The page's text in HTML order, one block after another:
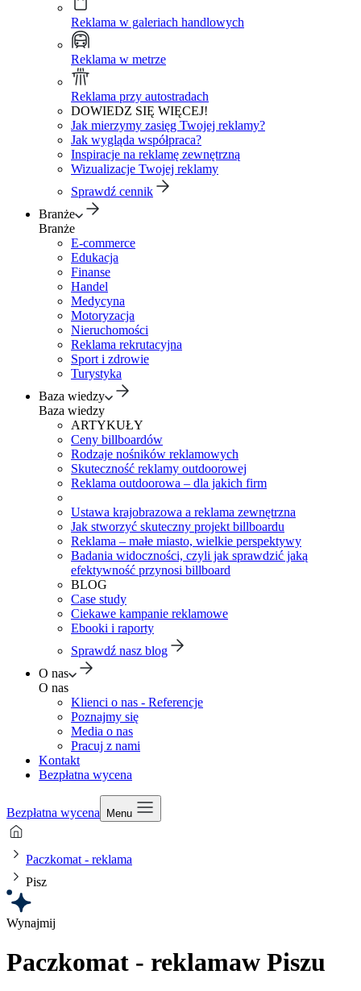
Reklama w galeriach handlowych
Reklama w metrze
Reklama przy autostradach
DOWIEDZ SIĘ WIĘCEJ!
Jak mierzymy zasięg Twojej reklamy?
Jak wygląda współpraca?
Inspiracje na reklamę zewnętrzną
Wizualizacje Twojej reklamy
Sprawdź cennik
Branże
Branże
E-commerce
Edukacja
Finanse
Handel
Medycyna
Motoryzacja
Nieruchomości
Reklama rekrutacyjna
Sport i zdrowie
Turystyka
Baza wiedzy
Baza wiedzy
ARTYKUŁY
Ceny billboardów
Rodzaje nośników reklamowych
Skuteczność reklamy outdoorowej
Reklama outdoorowa – dla jakich firm
Ustawa krajobrazowa a reklama zewnętrzna
Jak stworzyć skuteczny projekt billboardu
Reklama – małe miasto, wielkie perspektywy
Badania widoczności, czyli jak sprawdzić jaką
efektywność przynosi billboard
BLOG
Case study
Ciekawe kampanie reklamowe
Ebooki i raporty
Sprawdź nasz blog
O nas
O nas
Klienci o nas - Referencje
Poznajmy się
Media o nas
Pracuj z nami
Kontakt
Bezpłatna wycena
Bezpłatna wycena Menu
Paczkomat - reklama
Pisz
Wynajmij
Paczkomat - reklamaw Piszu